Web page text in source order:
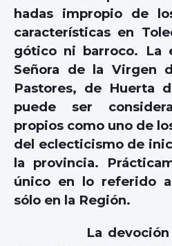
hadas impropio de
características en
gótico ni barroco. La
Señora de la Virgen
Pastores, de Huerta
puede ser
propios como uno de
del eclecticismo de
la provincia.
único en lo referido
sólo en la Región.
La devoción a